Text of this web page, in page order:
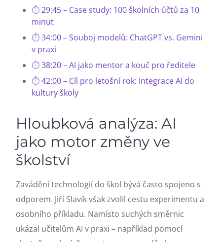
29:45 – Case study: 100 školních účtů za 10
minut
34:00 – Souboj modelů: ChatGPT vs. Gemini
v praxi
38:20 – AI jako mentor a kouč pro ředitele
42:00 – Cíl pro letošní rok: Integrace AI do
kultury školy
Hloubková analýza: AI
jako motor změny ve
školství
Zavádění technologií do škol bývá často spojeno s
odporem. Jiří Slavík však zvolil cestu experimentu a
osobního příkladu. Namísto suchých směrnic
ukázal učitelům AI v praxi – například pomocí